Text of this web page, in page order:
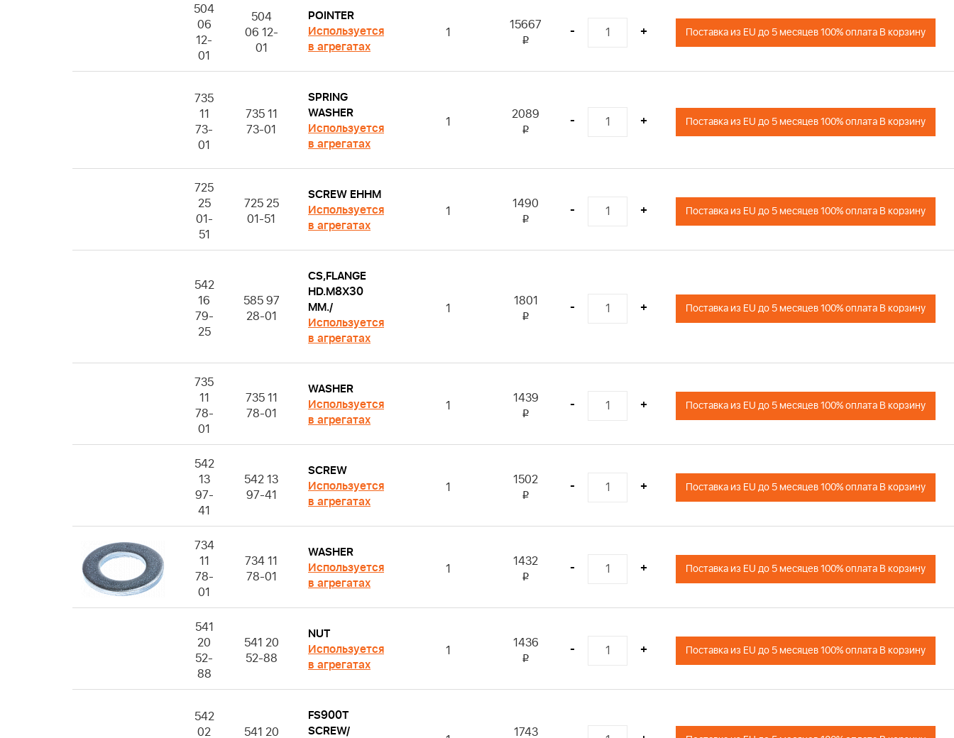
504
06
12-
01
504
06 12-
01
POINTER
Используется
в агрегатах
1 15667
i
- + Поставка из EU до 5 месяцев 100% оплата В корзину
735
11
73-
01
735 11
73-01
SPRING
WASHER
Используется
в агрегатах
1 2089
i
- + Поставка из EU до 5 месяцев 100% оплата В корзину
725
25
01-
51
725 25
01-51
SCREW EHHM
Используется
в агрегатах
1 1490
i
- + Поставка из EU до 5 месяцев 100% оплата В корзину
542
16
79-
25
585 97
28-01
CS,FLANGE
HD.M8X30
MM./
Используется
в агрегатах
1 1801
i
- + Поставка из EU до 5 месяцев 100% оплата В корзину
735
11
78-
01
735 11
78-01
WASHER
Используется
в агрегатах
1 1439
i
- + Поставка из EU до 5 месяцев 100% оплата В корзину
542
13
97-
41
542 13
97-41
SCREW
Используется
в агрегатах
1 1502
i
- + Поставка из EU до 5 месяцев 100% оплата В корзину
734
11
78-
01
734 11
78-01
WASHER
Используется
в агрегатах
1 1432
i
- + Поставка из EU до 5 месяцев 100% оплата В корзину
541
20
52-
88
541 20
52-88
NUT
Используется
в агрегатах
1 1436
i
- + Поставка из EU до 5 месяцев 100% оплата В корзину
542
02
541 20
FS900T
SCREW/
1743